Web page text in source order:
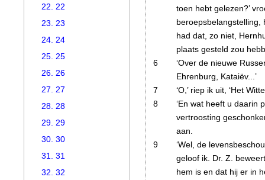
toen hebt gelezen?’
beroepsbelangstelling,
had dat, zo niet,
plaats gesteld zou
6
‘Over de nieuwe
Ehrenburg, Kataiëv...’
7
‘O,’ riep ik uit, ‘Het
8
‘En wat heeft u daarin
vertroosting
aan.
9
‘Wel, de
geloof ik. Dr. Z.
hem is en dat hij er in
22. 22
23. 23
24. 24
25. 25
26. 26
27. 27
28. 28
29. 29
30. 30
31. 31
32. 32